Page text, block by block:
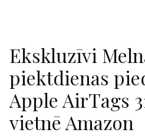
Ekskluzīvi
piektdienas
Apple AirTags
vietnē Amazon